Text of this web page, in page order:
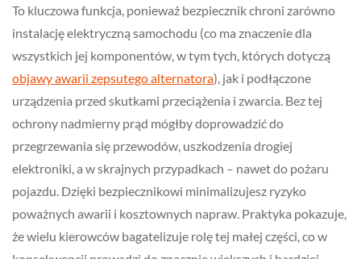
To kluczowa funkcja, ponieważ bezpiecznik chroni zarówno
instalację elektryczną samochodu (co ma znaczenie dla
wszystkich jej komponentów, w tym tych, których dotyczą
objawy awarii zepsutego alternatora), jak i podłączone
urządzenia przed skutkami przeciążenia i zwarcia. Bez tej
ochrony nadmierny prąd mógłby doprowadzić do
przegrzewania się przewodów, uszkodzenia drogiej
elektroniki, a w skrajnych przypadkach – nawet do pożaru
pojazdu. Dzięki bezpiecznikowi minimalizujesz ryzyko
poważnych awarii i kosztownych napraw. Praktyka pokazuje,
że wielu kierowców bagatelizuje rolę tej małej części, co w